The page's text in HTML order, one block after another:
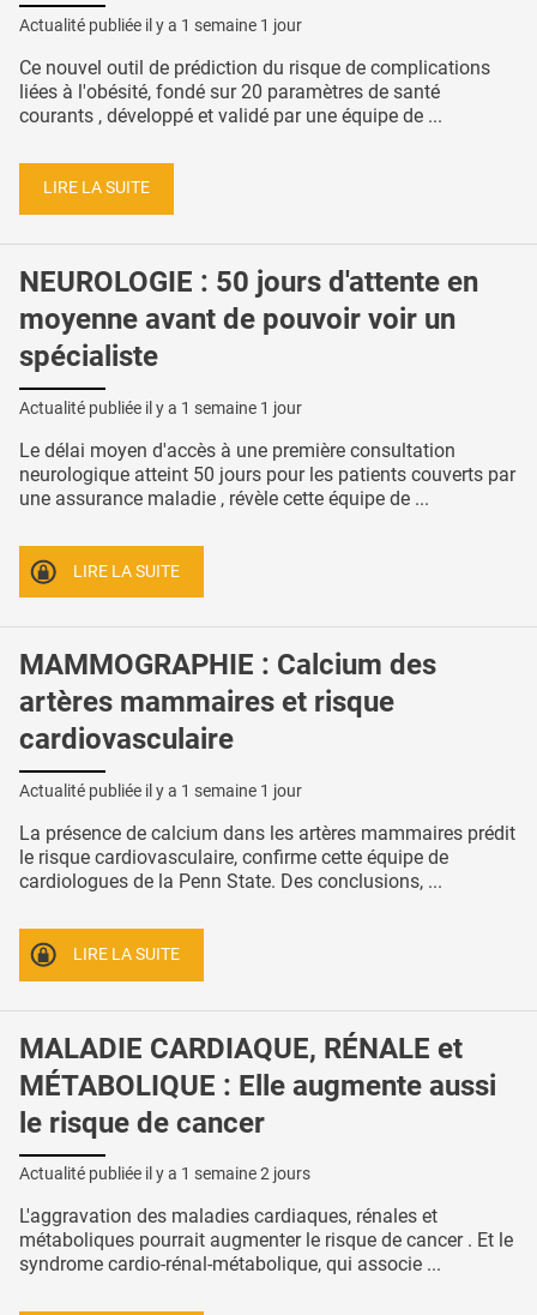
Actualité publiée il y a 1 semaine 1 jour
Ce nouvel outil de prédiction du risque de complications
liées à l'obésité, fondé sur 20 paramètres de santé
courants , développé et validé par une équipe de ...
LIRE LA SUITE
NEUROLOGIE : 50 jours d'attente en
moyenne avant de pouvoir voir un
spécialiste
Actualité publiée il y a 1 semaine 1 jour
Le délai moyen d'accès à une première consultation
neurologique atteint 50 jours pour les patients couverts par
une assurance maladie , révèle cette équipe de ...
LIRE LA SUITE
MAMMOGRAPHIE : Calcium des
artères mammaires et risque
cardiovasculaire
Actualité publiée il y a 1 semaine 1 jour
La présence de calcium dans les artères mammaires prédit
le risque cardiovasculaire, confirme cette équipe de
cardiologues de la Penn State. Des conclusions, ...
LIRE LA SUITE
MALADIE CARDIAQUE, RÉNALE et
MÉTABOLIQUE : Elle augmente aussi
le risque de cancer
Actualité publiée il y a 1 semaine 2 jours
L'aggravation des maladies cardiaques, rénales et
métaboliques pourrait augmenter le risque de cancer . Et le
syndrome cardio-rénal-métabolique, qui associe ...